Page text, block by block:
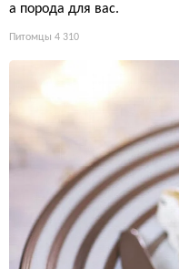
а порода для вас.
Питомцы 4 310